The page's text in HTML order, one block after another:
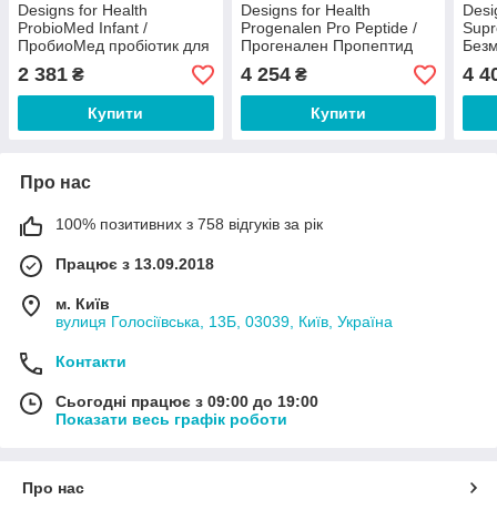
Designs for Health
ProbioMed Infant /
ПробиоМед пробіотик для
немовлят 30 саше
2 381 ₴
Купити
Designs for Health
Progenalen Pro Peptide /
Прогенален Пропептид
IMG-1 підтримка цукру в
крові 30 капсул
4 254₴
Купити
4
Про нас
100% позитивних з 758 відгуків за рік
Працює з 13.09.2018
м. Київ
вулиця Голосіївська, 13Б, 03039, Київ, Україна
Контакти
Сьогодні працює з 09:00 до 19:00
Показати весь графік роботи
Про нас